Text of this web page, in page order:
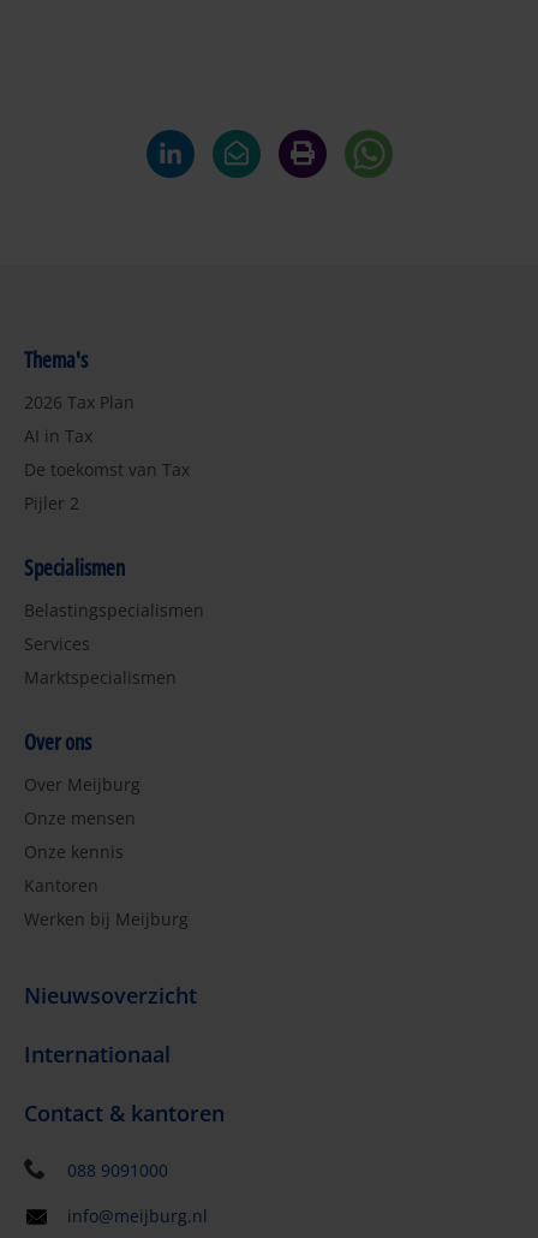
Thema's
2026 Tax Plan
AI in Tax
De toekomst van Tax
Pijler 2
Specialismen
Belastingspecialismen
Services
Marktspecialismen
Over ons
Over Meijburg
Onze mensen
Onze kennis
Kantoren
Werken bij Meijburg
Nieuwsoverzicht
Internationaal
Contact & kantoren
088 9091000
info@meijburg.nl